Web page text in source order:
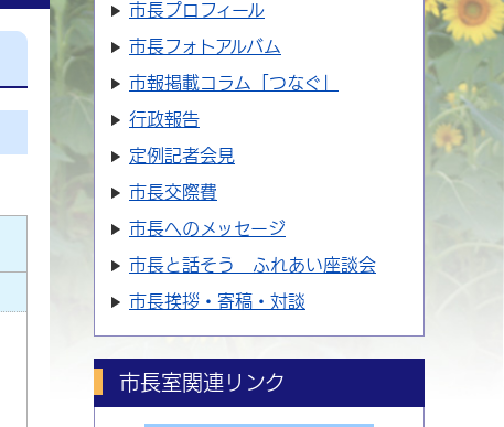
市長プロフィール
市長フォトアルバム
市報掲載コラム「つなぐ」
行政報告
定例記者会見
市長交際費
市長へのメッセージ
市長と話そう ふれあい座談会
市長挨拶・寄稿・対談
市長室関連リンク